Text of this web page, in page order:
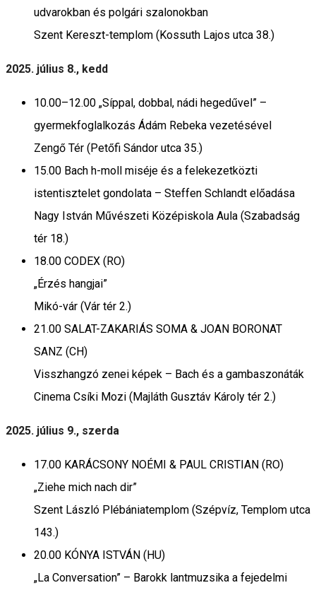
udvarokban és polgári szalonokban
Szent Kereszt-templom (Kossuth Lajos utca 38.)
2025. július 8., kedd
10.00–12.00 „Síppal, dobbal, nádi hegedűvel” –
gyermekfoglalkozás Ádám Rebeka vezetésével
Zengő Tér (Petőfi Sándor utca 35.)
15.00 Bach h-moll miséje és a felekezetközti
istentisztelet gondolata – Steffen Schlandt előadása
Nagy István Művészeti Középiskola Aula (Szabadság
tér 18.)
18.00 CODEX (RO)
„Érzés hangjai”
Mikó-vár (Vár tér 2.)
21.00 SALAT-ZAKARIÁS SOMA & JOAN BORONAT
SANZ (CH)
Visszhangzó zenei képek – Bach és a gambaszonáták
Cinema Csíki Mozi (Majláth Gusztáv Károly tér 2.)
2025. július 9., szerda
17.00 KARÁCSONY NOÉMI & PAUL CRISTIAN (RO)
„Ziehe mich nach dir”
Szent László Plébániatemplom (Szépvíz, Templom utca
143.)
20.00 KÓNYA ISTVÁN (HU)
„La Conversation” – Barokk lantmuzsika a fejedelmi